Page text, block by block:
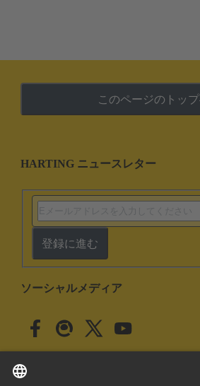
このページのトッ
HARTING ニュースレター
登録に進む
ソーシャルメディア